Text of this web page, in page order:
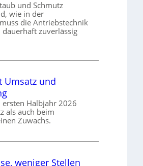
und Schmutz
wie in der
die Antriebstechnik
zuverlässig
Umsatz und
ersten Halbjahr 2026
als auch beim
Zuwachs.
weniger Stellen